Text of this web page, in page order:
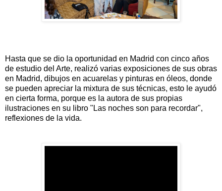
Hasta que se dio la oportunidad en Madrid con cinco años
de estudio del Arte, realizó varias exposiciones de sus obras
en Madrid, dibujos en acuarelas y pinturas en óleos, donde
se pueden apreciar la mixtura de sus técnicas, esto le ayudó
en cierta forma, porque es la autora de sus propias
ilustraciones en su libro "Las noches son para recordar",
reflexiones de la vida.